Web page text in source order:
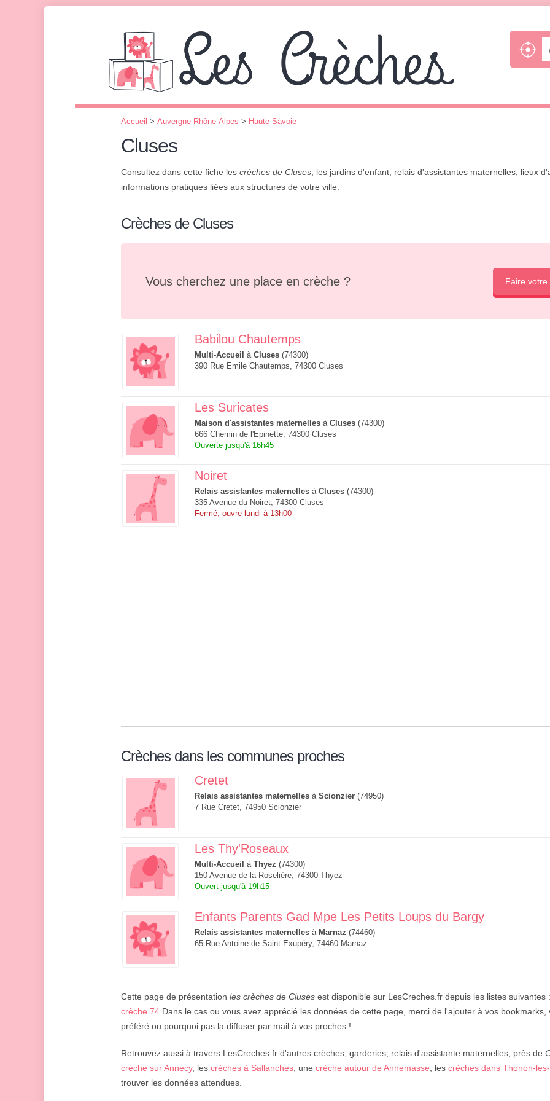
Accueil > Auvergne-Rhône-Alpes > Haute-Savoie
Cluses
Consultez dans cette fiche les crèches de Cluses , les jardins d'enfant, relais d'assistantes maternelles, lieux
informations pratiques liées aux structures de votre ville.
Crèches de Cluses
Vous cherchez une place en crèche ? Faire votre
Babilou Chautemps
Multi-Accueil à Cluses (74300)
390 Rue Emile Chautemps, 74300 Cluses
Les Suricates
Maison d'assistantes maternelles à Cluses (74300)
666 Chemin de l'Epinette, 74300 Cluses
Ouverte jusqu'à 16h45
Noiret
Relais assistantes maternelles à Cluses (74300)
335 Avenue du Noiret, 74300 Cluses
Fermé, ouvre lundi à 13h00
Crèches dans les communes proches
Cretet
Relais assistantes maternelles à Scionzier (74950)
7 Rue Cretet, 74950 Scionzier
Les Thy'Roseaux
Multi-Accueil à Thyez (74300)
150 Avenue de la Roselière, 74300 Thyez
Ouvert jusqu'à 19h15
Enfants Parents Gad Mpe Les Petits Loups du Bargy
Relais assistantes maternelles à Marnaz (74460)
65 Rue Antoine de Saint Exupéry, 74460 Marnaz
Cette page de présentation les crèches de Cluses est disponible sur LesCreches.fr depuis les listes suivantes :
crèche 74 .Dans le cas ou vous avez apprécié les données de cette page, merci de l'ajouter à vos
préféré ou pourquoi pas la diffuser par mail à vos proches !
Retrouvez aussi à travers LesCreches.fr d'autres crèches, garderies, relais d'assistante maternelles, près de
crèche sur Annecy, les crèches à Sallanches , une crèche autour de Annemasse , les crèches dans Thonon-
trouver les données attendues.